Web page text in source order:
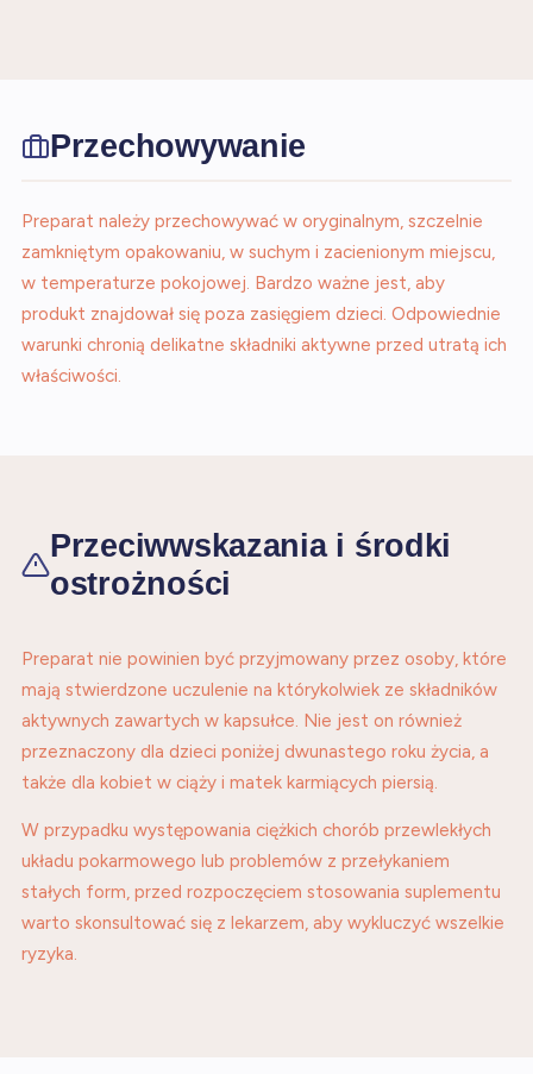
Przechowywanie
Preparat należy przechowywać w oryginalnym, szczelnie
zamkniętym opakowaniu, w suchym i zacienionym miejscu,
w temperaturze pokojowej. Bardzo ważne jest, aby
produkt znajdował się poza zasięgiem dzieci. Odpowiednie
warunki chronią delikatne składniki aktywne przed utratą ich
właściwości.
Przeciwwskazania i środki
ostrożności
Preparat nie powinien być przyjmowany przez osoby, które
mają stwierdzone uczulenie na którykolwiek ze składników
aktywnych zawartych w kapsułce. Nie jest on również
przeznaczony dla dzieci poniżej dwunastego roku życia, a
także dla kobiet w ciąży i matek karmiących piersią.
W przypadku występowania ciężkich chorób przewlekłych
układu pokarmowego lub problemów z przełykaniem
stałych form, przed rozpoczęciem stosowania suplementu
warto skonsultować się z lekarzem, aby wykluczyć wszelkie
ryzyka.